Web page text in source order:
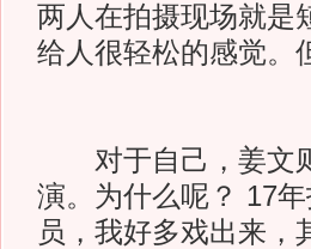
两人在拍摄现场就是
给人很轻松的感觉。
对于自己，姜文则
演。为什么呢？ 17
员，我好多戏出来，